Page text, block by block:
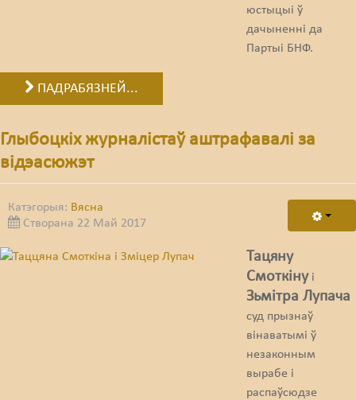
юстыцыі ў
дачыненні да
Партыі БНФ.
ПАДРАБЯЗНЕЙ...
Глыбоцкіх журналістаў аштрафавалі за
відэасюжэт
Катэгорыя: Вясна
Створана 22 Май 2017
Тацяну
Смоткінуі
Зьмітра Лупача
суд прызнаў
вінаватымі ў
незаконным
вырабе і
распаўсюдзе